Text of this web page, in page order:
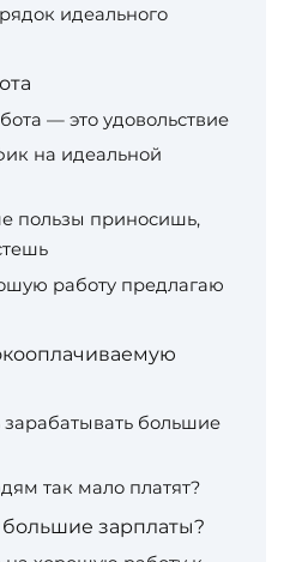
идеального
— это удовольствие
на идеальной
пользы приносишь,
работу предлагаю
зарабатывать большие
так мало платят?
зарплаты?